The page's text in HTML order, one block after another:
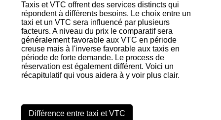
Taxis et VTC offrent des services distincts qui
répondent à différents besoins. Le choix entre un
taxi et un VTC sera influencé par plusieurs
facteurs. A niveau du prix le comparatif sera
généralement favorable aux VTC en période
creuse mais à l'inverse favorable aux taxis en
période de forte demande. Le process de
réservation est également différent. Voici un
récapitulatif qui vous aidera à y voir plus clair.
Différence entre taxi et VTC